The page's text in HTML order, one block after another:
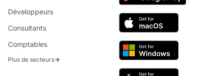
Développeurs
Consultants
Comptables
Plus de secteurs